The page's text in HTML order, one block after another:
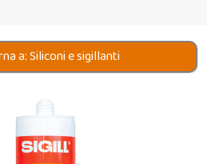
a: Siliconi e sigillanti